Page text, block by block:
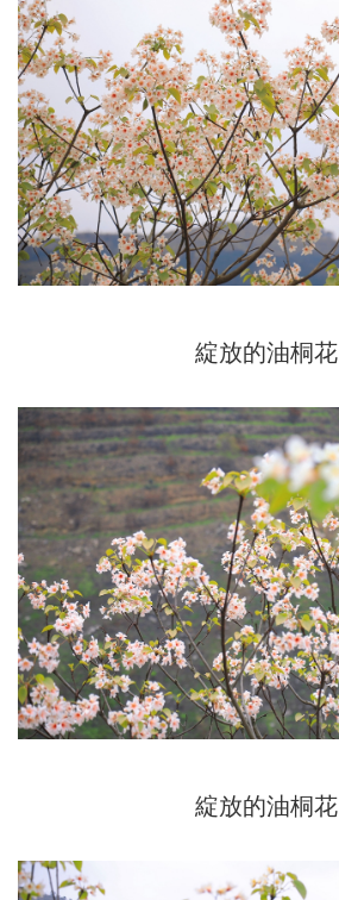
綻放的油桐花
綻放的油桐花